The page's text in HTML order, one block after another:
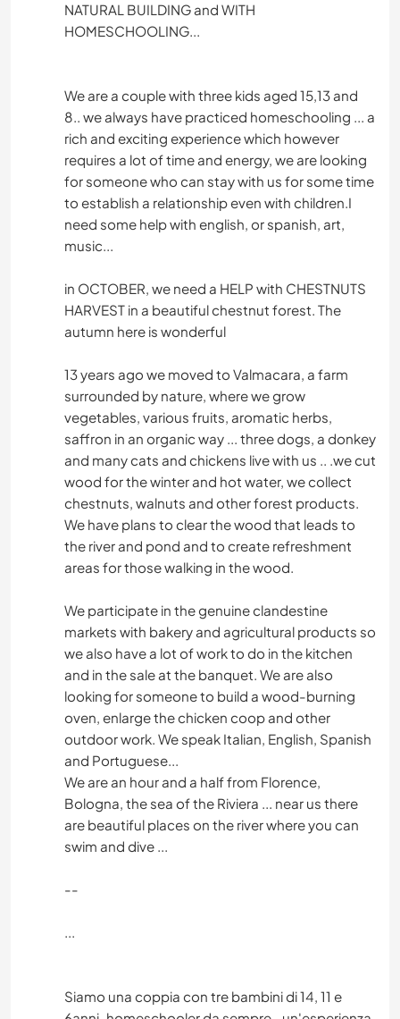
NATURAL BUILDING and WITH
HOMESCHOOLING...
We are a couple with three kids aged 15,13 and
8.. we always have practiced homeschooling ... a
rich and exciting experience which however
requires a lot of time and energy, we are looking
for someone who can stay with us for some time
to establish a relationship even with children.I
need some help with english, or spanish, art,
music...
in OCTOBER, we need a HELP with CHESTNUTS
HARVEST in a beautiful chestnut forest. The
autumn here is wonderful
13 years ago we moved to Valmacara, a farm
surrounded by nature, where we grow
vegetables, various fruits, aromatic herbs,
saffron in an organic way ... three dogs, a donkey
and many cats and chickens live with us .. .we cut
wood for the winter and hot water, we collect
chestnuts, walnuts and other forest products.
We have plans to clear the wood that leads to
the river and pond and to create refreshment
areas for those walking in the wood.
We participate in the genuine clandestine
markets with bakery and agricultural products so
we also have a lot of work to do in the kitchen
and in the sale at the banquet. We are also
looking for someone to build a wood-burning
oven, enlarge the chicken coop and other
outdoor work. We speak Italian, English, Spanish
and Portuguese...
We are an hour and a half from Florence,
Bologna, the sea of ​​the Riviera ... near us there
are beautiful places on the river where you can
swim and dive ...
--
...
Siamo una coppia con tre bambini di 14, 11 e